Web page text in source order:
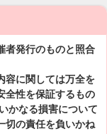
者発行のものと照合
容に関しては万全を
全性を保証するもの
かなる損害について
切の責任を負いかね